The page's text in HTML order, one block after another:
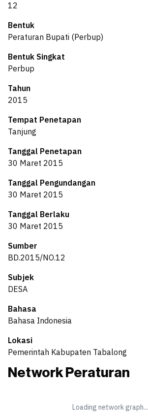
12
Bentuk
Peraturan Bupati (Perbup)
Bentuk Singkat
Perbup
Tahun
2015
Tempat Penetapan
Tanjung
Tanggal Penetapan
30 Maret 2015
Tanggal Pengundangan
30 Maret 2015
Tanggal Berlaku
30 Maret 2015
Sumber
BD.2015/NO.12
Subjek
DESA
Bahasa
Bahasa Indonesia
Lokasi
Pemerintah Kabupaten Tabalong
Network Peraturan
Loading network graph...